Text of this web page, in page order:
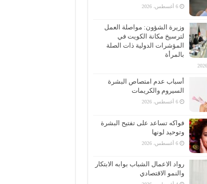
6 أغسطس، 2026
وزيرة الشؤون: مواصلة العمل
لترسيخ مكانة الكويت في
المؤشرات الدولية ذات الصلة
بالمرأة
أسباب عدم امتصاص البشرة
السيروم والكريمات
6 أغسطس، 2026
فواكه تساعد على تفتيح البشرة
وتوحيد لونها
6 أغسطس، 2026
رواد الاعمال الشباب بوابه الابتكار
والنمو الاقتصادي